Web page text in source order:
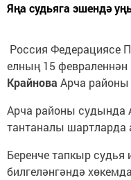
Яңа судьяга эшендә
Россия Федерациясе
елның 15 февраленнән
Крайнова Арча районы
Арча районы судында
тантаналы шартларда
Беренче тапкыр судья
билгеләнгәндә